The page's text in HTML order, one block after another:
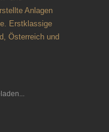
Anlagen
Erstklassige
Österreich und